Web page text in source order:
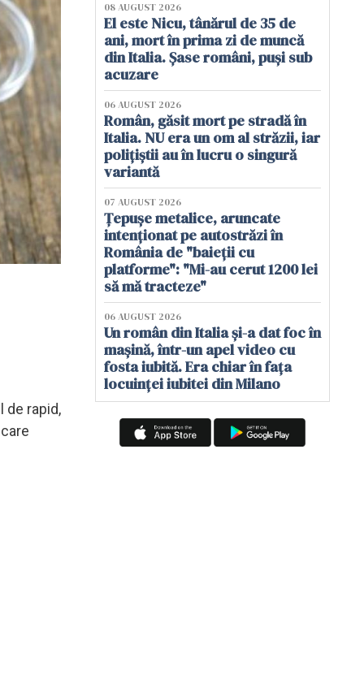
de rapid,
08 AUGUST 2026
El este Nicu, tânărul de 35 de
ani, mort în prima zi de muncă
din Italia. Șase români, puși sub
acuzare
06 AUGUST 2026
Român, găsit mort pe stradă în
Italia. NU era un om al străzii, iar
polițiștii au în lucru o singură
variantă
07 AUGUST 2026
Țepușe metalice, aruncate
intenționat pe autostrăzi în
România de "baieții cu
platforme": "Mi-au cerut 1200 lei
să mă tracteze"
06 AUGUST 2026
Un român din Italia și-a dat foc în
mașină, într-un apel video cu
fosta iubită. Era chiar în fața
locuinței iubitei din Milano